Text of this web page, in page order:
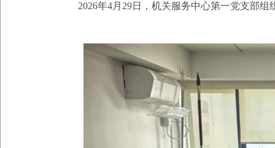
2026年4月 29日，机关服务中心第一党支部组